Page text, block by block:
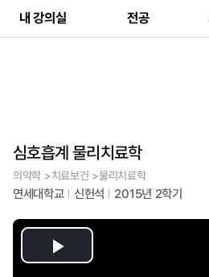
내 강의실 전공
심호흡계 물리치료학
의약학 >치료보건 >물리치료학
연세대학교 신헌석 2015년 2학기
Play